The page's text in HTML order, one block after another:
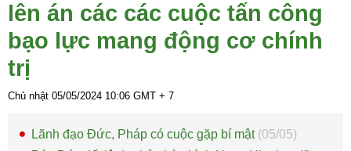
lên án các các cuộc tấn công
bạo lực mang động cơ chính
trị
Chủ nhật 05/05/2024 10:06 GMT + 7
Lãnh đạo Đức, Pháp có cuộc gặp bí mật (05/05)